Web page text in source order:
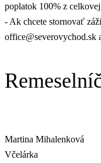
poplatok 100% z
- Ak chcete stornovať
office@severovychod.sk
Martina Mihalenková
Včelárka